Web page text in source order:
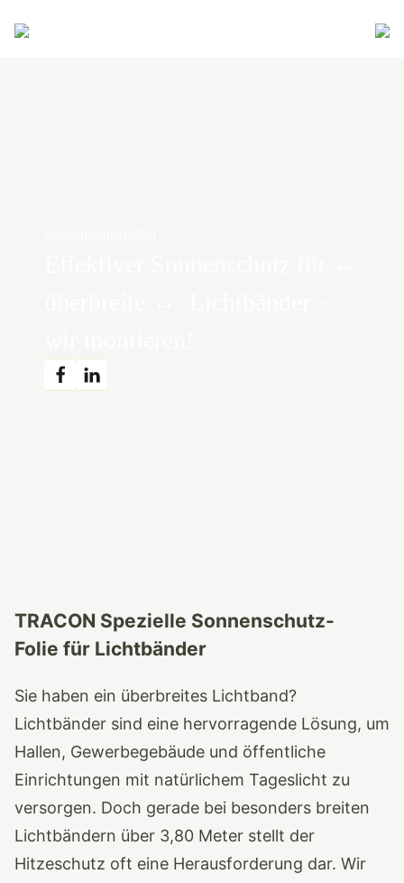
TRACON Spezielle Sonnenschutz-
Folie für Lichtbänder
Sie haben ein überbreites Lichtband?
Lichtbänder sind eine hervorragende Lösung, um
Hallen, Gewerbegebäude und öffentliche
Einrichtungen mit natürlichem Tageslicht zu
versorgen. Doch gerade bei besonders breiten
Lichtbändern über 3,80 Meter stellt der
Hitzeschutz oft eine Herausforderung dar. Wir